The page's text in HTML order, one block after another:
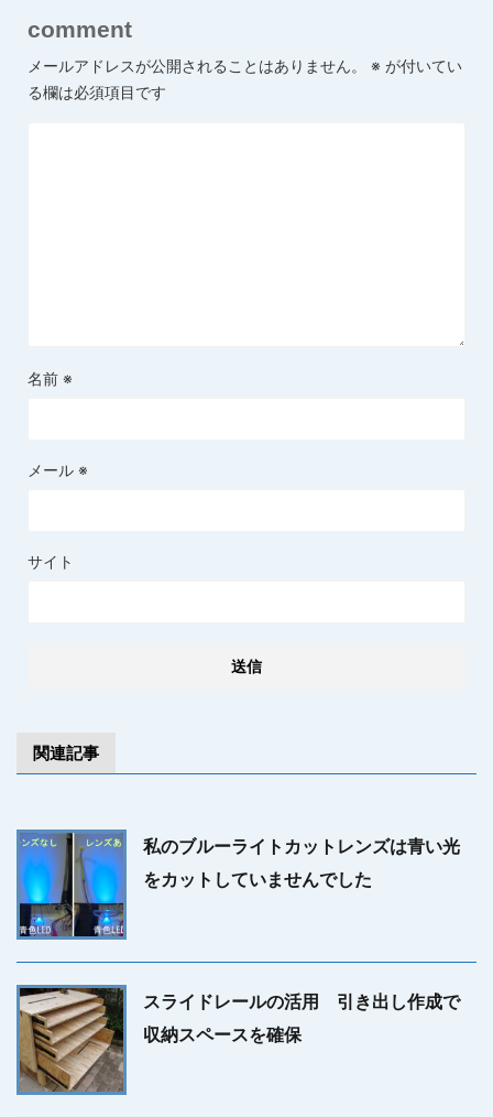
comment
メールアドレスが公開されることはありません。 ※ が付いてい
る欄は必須項目です
名前 ※
メール ※
サイト
関連記事
私のブルーライトカットレンズは青い光
をカットしていませんでした
スライドレールの活用 引き出し作成で
収納スペースを確保